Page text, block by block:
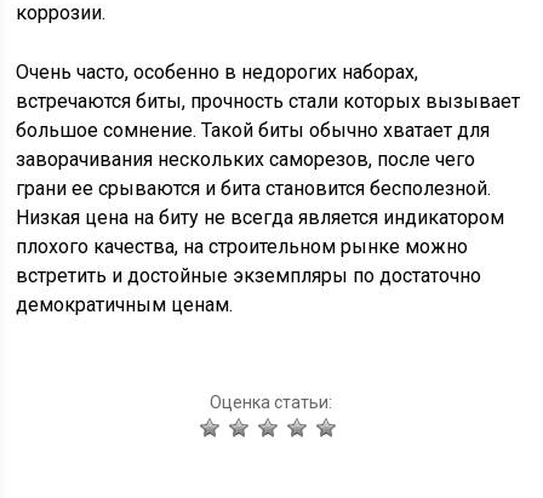
коррозии.
Очень часто, особенно в недорогих наборах,
встречаются биты, прочность стали которых вызывает
большое сомнение. Такой биты обычно хватает для
заворачивания нескольких саморезов, после чего
грани ее срываются и бита становится бесполезной.
Низкая цена на биту не всегда является индикатором
плохого качества, на строительном рынке можно
встретить и достойные экземпляры по достаточно
демократичным ценам.
Оценка статьи: